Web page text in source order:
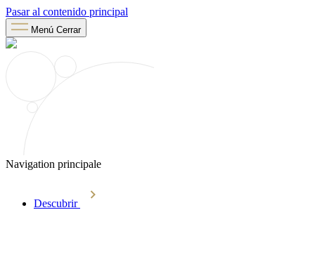
Pasar al contenido principal
Menú Cerrar
Navigation principale
Descubrir